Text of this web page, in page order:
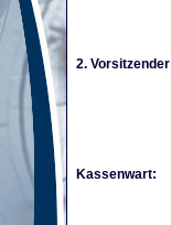
2.
Kassenwart: